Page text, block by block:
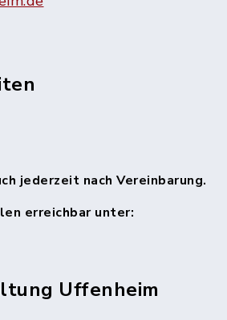
jederzeit nach Vereinbarung.
erreichbar unter:
Uffenheim